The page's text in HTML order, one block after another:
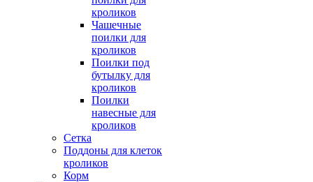
кроликов
Чашечные
поилки для
кроликов
Поилки под
бутылку для
кроликов
Поилки
навесные для
кроликов
Сетка
Поддоны для клеток
кроликов
Корм